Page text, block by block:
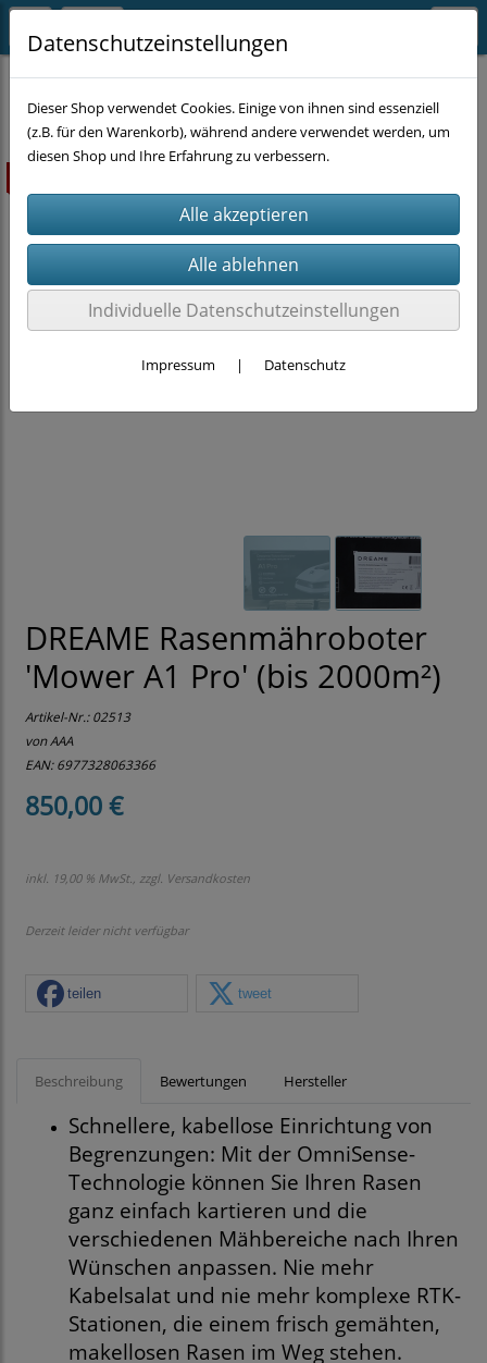
MASCHINEN
DREAME Rasenmähroboter
'Mower A1 Pro' (bis 2000m²)
Artikel-Nr.:02513
von AAA
EAN: 6977328063366
850,00 €
inkl. 19,00 % MwSt., zzgl. Versandkosten
Derzeit leider nicht verfügbar
teilen tweet
Beschreibung Bewertungen Hersteller
Schnellere, kabellose Einrichtung von
Begrenzungen: Mit der OmniSense-
Technologie können Sie Ihren Rasen
ganz einfach kartieren und die
verschiedenen Mähbereiche nach Ihren
Wünschen anpassen. Nie mehr
Kabelsalat und nie mehr komplexe RTK-
Stationen, die einem frisch gemähten,
makellosen Rasen im Weg stehen.
Datenschutzeinstellungen
Dieser Shop verwendet Cookies. Einige von ihnen sind essenziell
(z.B. für den Warenkorb), während andere verwendet werden, um
diesen Shop und Ihre Erfahrung zu verbessern.
Individuelle Datenschutzeinstellungen
Impressum | Datenschutz